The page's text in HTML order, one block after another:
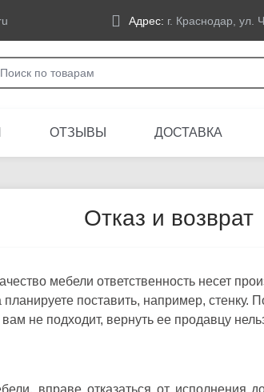
Адрес: г. Краснодар, ул.
ОТЗЫВЫ ДОСТАВКА
Отказ и возврат
мебели ответственность несет
поставить, например,
не подходит, вернуть ее продавцу